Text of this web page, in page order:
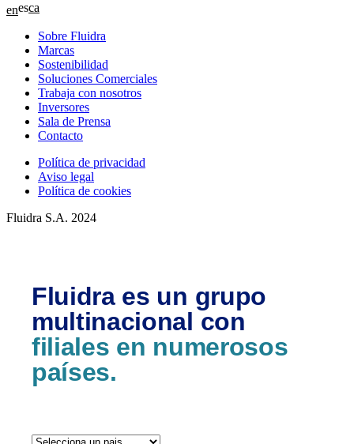
enesca
Sobre Fluidra
Marcas
Sostenibilidad
Soluciones Comerciales
Trabaja con nosotros
Inversores
Sala de Prensa
Contacto
Política de privacidad
Aviso legal
Política de cookies
Fluidra S.A. 2024
Fluidra es un grupo
multinacional con
filiales en numerosos
países.